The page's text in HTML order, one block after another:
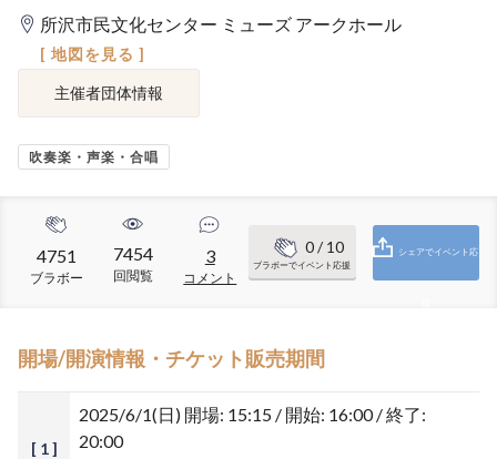
所沢市民文化センター ミューズ アークホール
[ 地図を見る ]
主催者団体情報
吹奏楽・声楽・合唱
4751
ブラボー
7454
回閲覧
3
コメント
0/ 10
ブラボーでイベント応援
シェアでイベント応
開場/開演情報・チケット販売期間
[ 1 ]
2025/6/1(日) 開場: 15:15 / 開始: 16:00 / 終了:
20:00